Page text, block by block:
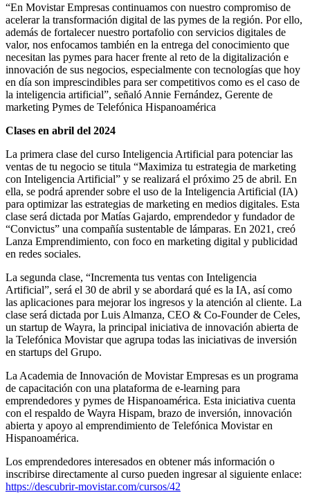
“En Movistar Empresas continuamos con nuestro compromiso de
acelerar la transformación digital de las pymes de la región. Por ello,
además de fortalecer nuestro portafolio con servicios digitales de
valor, nos enfocamos también en la entrega del conocimiento que
necesitan las pymes para hacer frente al reto de la digitalización e
innovación de sus negocios, especialmente con tecnologías que hoy
en día son imprescindibles para ser competitivos como es el caso de
la inteligencia artificial”, señaló Annie Fernández, Gerente de
marketing Pymes de Telefónica Hispanoamérica
Clases en abril del 2024
La primera clase del curso Inteligencia Artificial para potenciar las
ventas de tu negocio se titula “Maximiza tu estrategia de marketing
con Inteligencia Artificial” y se realizará el próximo 25 de abril. En
ella, se podrá aprender sobre el uso de la Inteligencia Artificial (IA)
para optimizar las estrategias de marketing en medios digitales. Esta
clase será dictada por Matías Gajardo, emprendedor y fundador de
“Convictus” una compañía sustentable de lámparas. En 2021, creó
Lanza Emprendimiento, con foco en marketing digital y publicidad
en redes sociales.
La segunda clase, “Incrementa tus ventas con Inteligencia
Artificial”, será el 30 de abril y se abordará qué es la IA, así como
las aplicaciones para mejorar los ingresos y la atención al cliente. La
clase será dictada por Luis Almanza, CEO & Co-Founder de Celes,
un startup de Wayra, la principal iniciativa de innovación abierta de
la Telefónica Movistar que agrupa todas las iniciativas de inversión
en startups del Grupo.
La Academia de Innovación de Movistar Empresas es un programa
de capacitación con una plataforma de e-learning para
emprendedores y pymes de Hispanoamérica. Esta iniciativa cuenta
con el respaldo de Wayra Hispam, brazo de inversión, innovación
abierta y apoyo al emprendimiento de Telefónica Movistar en
Hispanoamérica.
Los emprendedores interesados en obtener más información o
inscribirse directamente al curso pueden ingresar al siguiente enlace:
https://descubrir-movistar.com/cursos/42